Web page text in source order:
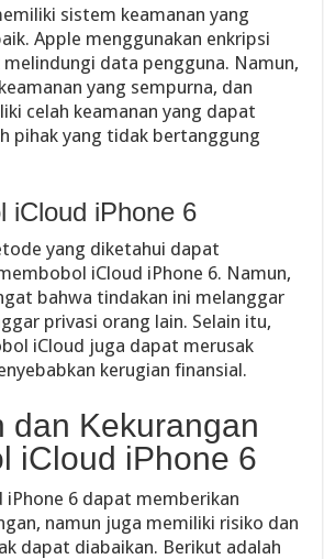
sistem keamanan yang
Apple menggunakan enkripsi
data pengguna. Namun,
yang sempurna, dan
celah keamanan yang dapat
pihak yang tidak bertanggung
iCloud iPhone 6
yang diketahui dapat
iCloud iPhone 6. Namun,
bahwa tindakan ini melanggar
privasi orang lain. Selain itu,
iCloud juga dapat merusak
kerugian finansial.
dan Kekurangan
iCloud iPhone 6
iPhone 6 dapat memberikan
namun juga memiliki risiko dan
dapat diabaikan. Berikut adalah